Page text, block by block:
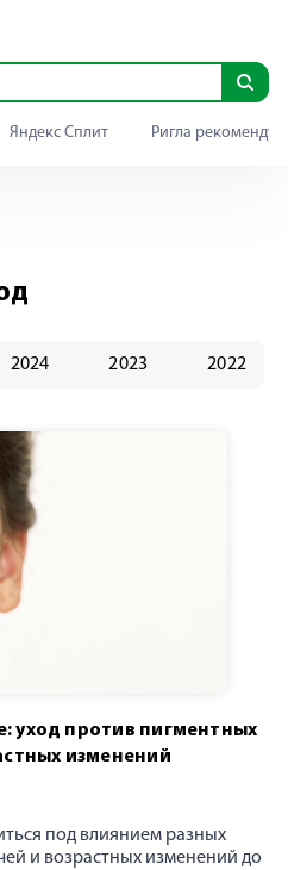
Яндекс Сплит Ригла
2024 2023 2022
уход против пигментных
изменений
под влиянием разных
и возрастных изменений до